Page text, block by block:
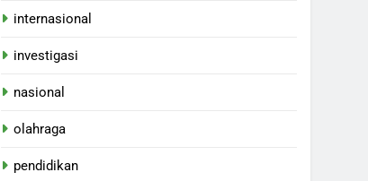
internasional
investigasi
nasional
olahraga
pendidikan